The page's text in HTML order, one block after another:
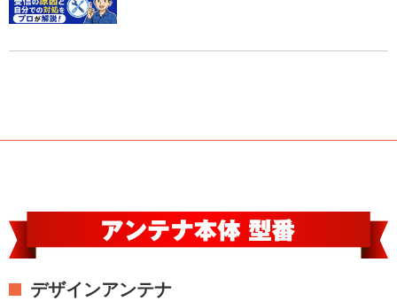
デザインアンテナ